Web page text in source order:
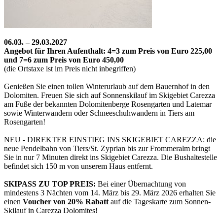
06.03. – 29.03.2027
Angebot für Ihren Aufenthalt: 4=3 zum Preis von Euro 225,00
und 7=6 zum Preis von Euro 450,00
(die Ortstaxe ist im Preis nicht inbegriffen)
Genießen Sie einen tollen Winterurlaub auf dem Bauernhof in den
Dolomiten. Freuen Sie sich auf Sonnenskilauf im Skigebiet Carezza
am Fuße der bekannten Dolomitenberge Rosengarten und Latemar
sowie Winterwandern oder Schneeschuhwandern in Tiers am
Rosengarten!
NEU - DIREKTER EINSTIEG INS SKIGEBIET CAREZZA: die
neue Pendelbahn von Tiers/St. Zyprian bis zur Frommeralm bringt
Sie in nur 7 Minuten direkt ins Skigebiet Carezza. Die Bushaltestelle
befindet sich 150 m von unserem Haus entfernt.
SKIPASS ZU TOP PREIS: Bei einer Übernachtung von
mindestens 3 Nächten vom 14. März bis 29. März 2026 erhalten Sie
einen Voucher von 20% Rabatt auf die Tageskarte zum Sonnen-
Skilauf in Carezza Dolomites!